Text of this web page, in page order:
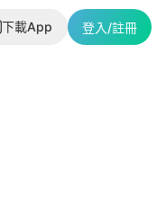
下載App 登入/註冊